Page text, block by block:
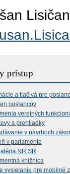
prístup
a tlačivá pre
poslancov
verejných
a prehliadky
v návrhoch
v parlamente
NR SR
knižnica
vysielanie pre mobilné